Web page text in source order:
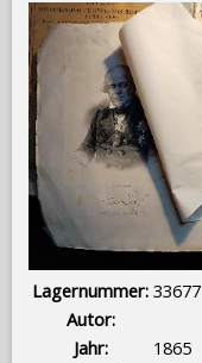
Lagernummer: 33677
Autor:
Jahr:
1865